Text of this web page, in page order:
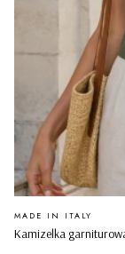
Kamizelka
PRODUCENT
MADE IN ITALY